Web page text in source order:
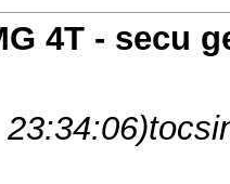
4T - secu